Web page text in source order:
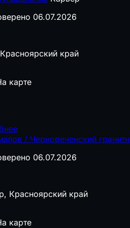
06.07.2026
край
карте
/ Чернореченский
06.07.2026
Красноярский край
карте